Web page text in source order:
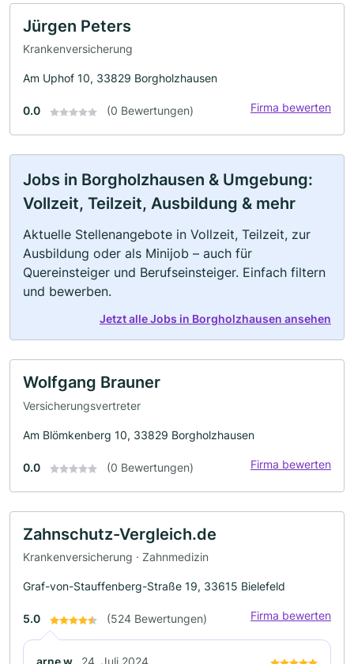
Jürgen Peters
Krankenversicherung
Am Uphof 10, 33829 Borgholzhausen
0.0 (0 Bewertungen) Firma bewerten
Jobs in Borgholzhausen & Umgebung:
Vollzeit, Teilzeit, Ausbildung & mehr
Aktuelle Stellenangebote in Vollzeit, Teilzeit, zur
Ausbildung oder als Minijob – auch für
Quereinsteiger und Berufseinsteiger. Einfach filtern
und bewerben.
Jetzt alle Jobs in Borgholzhausen ansehen
Wolfgang Brauner
Versicherungsvertreter
Am Blömkenberg 10, 33829 Borgholzhausen
0.0 (0 Bewertungen) Firma bewerten
Zahnschutz-Vergleich.de
Krankenversicherung · Zahnmedizin
Graf-von-Stauffenberg-Straße 19, 33615 Bielefeld
5.0 (524 Bewertungen) Firma bewerten